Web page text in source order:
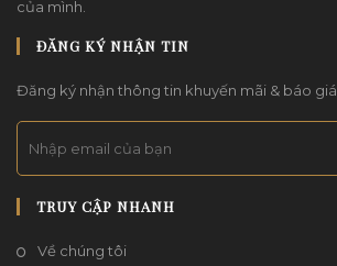
của mình.
ĐĂNG KÝ NHẬN TIN
Đăng ký nhận thông tin khuyến mãi & báo
TRUY CẬP NHANH
Về chúng tôi